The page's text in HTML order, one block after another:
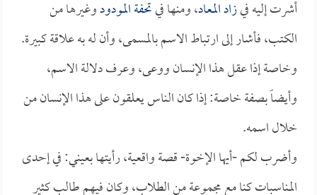
أشرت إليه فيزاد المعاد، ومنها فيتحفة المودودوغيرها من
الكتب، فأشار إلى ارتباط الاسم بالمسمى، وأن له به علاقة كبيرة.
وخاصة إذا عقل هذا الإنسان ووعى، وعرف دلالة الاسم،
وأيضاً بصفة خاصة: إذا كان الناس يعلقون على هذا الإنسان من
خلال اسمه.
وأضرب لكم -أيها الإخوة- قصة واقعية، رأيتها بعيني: في إحدى
المناسبات كنا مع مجموعة من الطلاب، وكان فيهم طالب كثير